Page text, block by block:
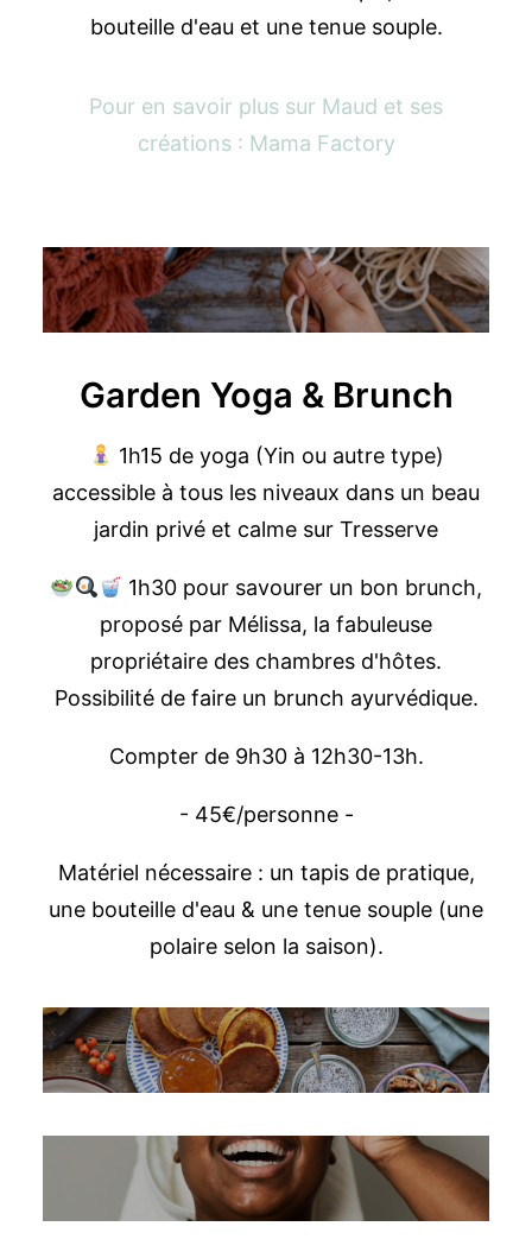
bouteille d'eau et une tenue souple.
Pour en savoir plus sur Maud et ses
créations : Mama Factory
Garden Yoga & Brunch
1h15 de yoga (Yin ou autre type)
accessible à tous les niveaux dans un beau
jardin privé et calme sur Tresserve
1h30 pour savourer un bon brunch,
proposé par Mélissa, la fabuleuse
propriétaire des chambres d'hôtes.
Possibilité de faire un brunch ayurvédique.
Compter de 9h30 à 12h30-13h.
- 45€/personne -
Matériel nécessaire : un tapis de pratique,
une bouteille d'eau & une tenue souple (une
polaire selon la saison).